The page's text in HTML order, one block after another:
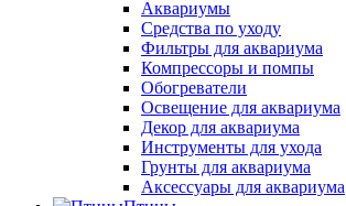
Аквариумы
Средства по уходу
Фильтры для аквариума
Компрессоры и помпы
Обогреватели
Освещение для аквариума
Декор для аквариума
Инструменты для ухода
Грунты для аквариума
Аксессуары для аквариума